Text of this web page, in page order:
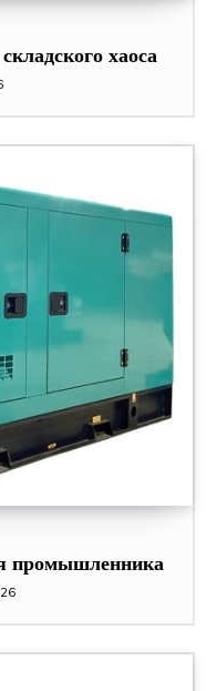
хаоса
промышленника